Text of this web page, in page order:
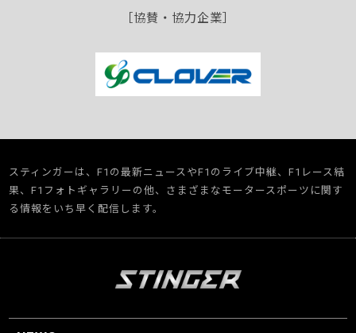
［協賛・協力企業］
スティンガーは、F1の最新ニュースやF1のライブ中継、F1レース結
果、F1フォトギャラリーの他、さまざまなモータースポーツに関す
る情報をいち早く配信します。